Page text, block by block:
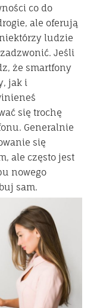
co do
ale oferują
ludzie
Jeśli
że smartfony
jak i
się trochę
Generalnie
się
ale często jest
nowego
sam.